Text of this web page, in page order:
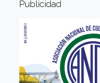
Publicidad